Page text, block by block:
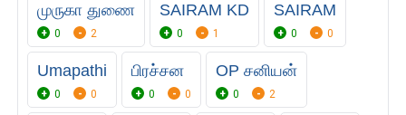
முருகா துணை
0 2
SAIRAM KD
0 1
SAIRAM
0 0
Umapathi
0 0
பிரச்சன
0 0
OP சனியன்
0 2